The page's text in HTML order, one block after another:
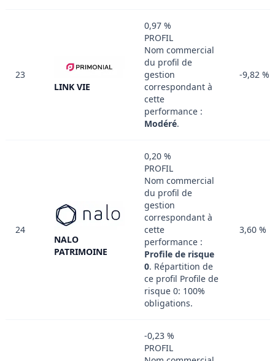
23
LINK VIE
0,97 %
PROFIL
Nom commercial
du profil de
gestion
correspondant à
cette
performance :
Modéré.
-9,82 %
24
NALO
PATRIMOINE
0,20 %
PROFIL
Nom commercial
du profil de
gestion
correspondant à
cette
performance :
Profile de risque
0. Répartition de
ce profil Profile de
risque 0: 100%
obligations.
3,60 %
-0,23 %
PROFIL